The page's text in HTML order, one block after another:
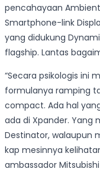
pencahayaan
Smartphone-link
yang didukung
flagship. Lantas
“Secara psikologis ini
formulanya ramping
compact. Ada hal
ada di Xpander. Yang
Destinator, walaupun
kap mesinnya
ambassador